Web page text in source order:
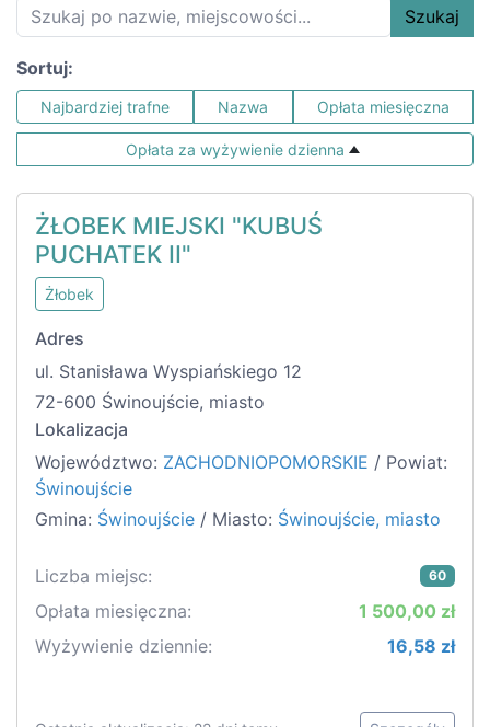
Szukaj
Sortuj:
Najbardziej trafne Nazwa Opłata miesięczna
Opłata za wyżywienie dzienna
ŻŁOBEK MIEJSKI "KUBUŚ
PUCHATEK II"
Żłobek
Adres
ul. Stanisława Wyspiańskiego 12
72-600 Świnoujście, miasto
Lokalizacja
Województwo: ZACHODNIOPOMORSKIE / Powiat:
Świnoujście
Gmina: Świnoujście / Miasto: Świnoujście, miasto
Liczba miejsc: 60
Opłata miesięczna:
1 500,00 zł
Wyżywienie dziennie:
16,58 zł